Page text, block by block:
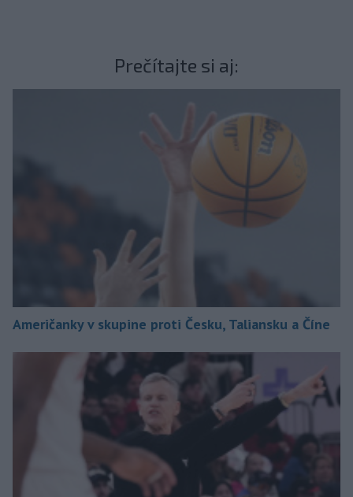
Prečítajte si aj:
Američanky v skupine proti Česku, Taliansku a Číne